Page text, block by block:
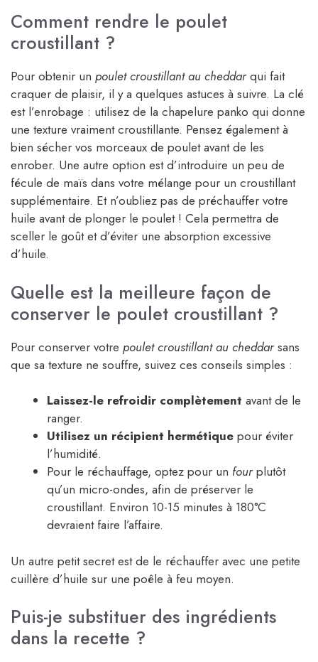
Comment rendre le poulet
croustillant ?
Pour obtenir un poulet croustillant au cheddarqui fait
craquer de plaisir, il y a quelques astuces à suivre. La clé
est l’enrobage : utilisez de la chapelure panko qui donne
une texture vraiment croustillante. Pensez également à
bien sécher vos morceaux de poulet avant de les
enrober. Une autre option est d’introduire un peu de
fécule de maïs dans votre mélange pour un croustillant
supplémentaire. Et n’oubliez pas de préchauffer votre
huile avant de plonger le poulet ! Cela permettra de
sceller le goût et d’éviter une absorption excessive
d’huile.
Quelle est la meilleure façon de
conserver le poulet croustillant ?
Pour conserver votre poulet croustillant au cheddarsans
que sa texture ne souffre, suivez ces conseils simples :
Laissez-le refroidir complètement avant de le
ranger.
Utilisez un récipient hermétique pour éviter
l’humidité.
Pour le réchauffage, optez pour un fourplutôt
qu’un micro-ondes, afin de préserver le
croustillant. Environ 10-15 minutes à 180°C
devraient faire l’affaire.
Un autre petit secret est de le réchauffer avec une petite
cuillère d’huile sur une poêle à feu moyen.
Puis-je substituer des ingrédients
dans la recette ?